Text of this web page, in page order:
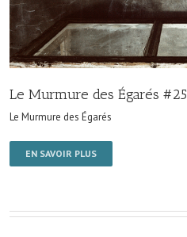
Le Murmure des Égarés #25
Le Murmure des Égarés
EN SAVOIR PLUS